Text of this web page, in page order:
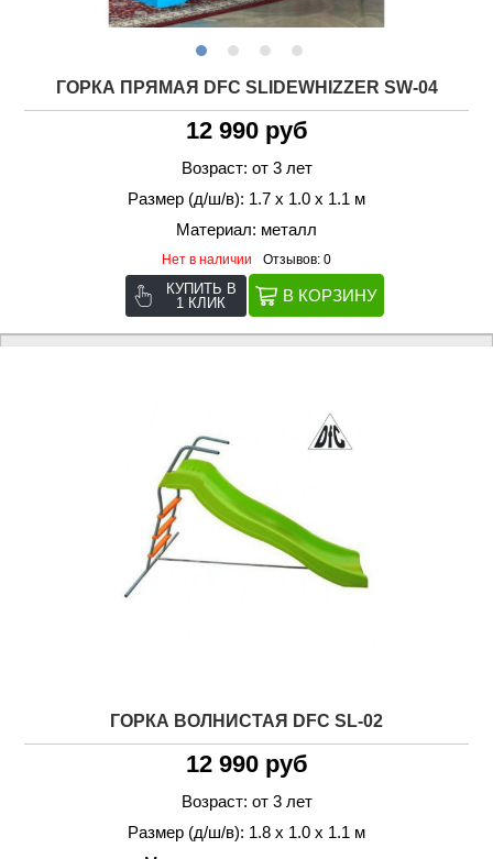
ГОРКА ПРЯМАЯ DFC SLIDEWHIZZER SW-04
12 990 руб
Возраст: от 3 лет
Размер (д/ш/в): 1.7 х 1.0 х 1.1 м
Материал: металл
Нет в наличии Отзывов: 0
КУПИТЬ В
1 КЛИК
ГОРКА ВОЛНИСТАЯ DFC SL-02
12 990 руб
Возраст: от 3 лет
Размер (д/ш/в): 1.8 х 1.0 х 1.1 м